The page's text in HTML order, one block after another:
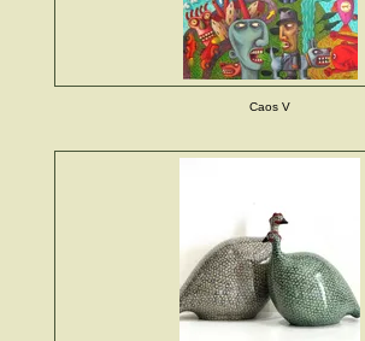
Caos V